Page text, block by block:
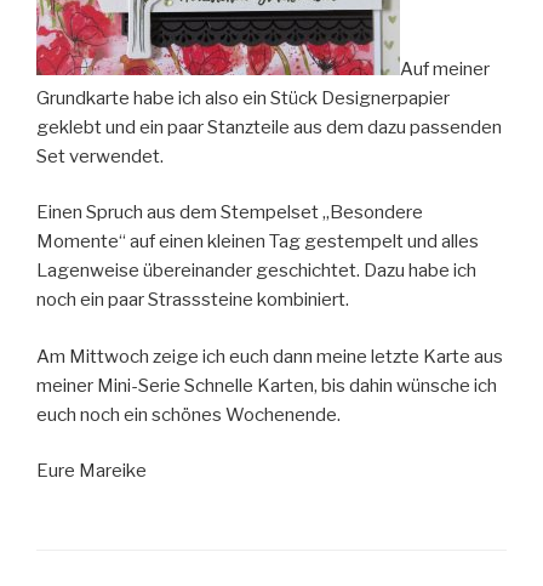
Auf meiner
Grundkarte habe ich also ein Stück Designerpapier
geklebt und ein paar Stanzteile aus dem dazu passenden
Set verwendet.
Einen Spruch aus dem Stempelset „Besondere
Momente“ auf einen kleinen Tag gestempelt und alles
Lagenweise übereinander geschichtet. Dazu habe ich
noch ein paar Strasssteine kombiniert.
Am Mittwoch zeige ich euch dann meine letzte Karte aus
meiner Mini-Serie Schnelle Karten, bis dahin wünsche ich
euch noch ein schönes Wochenende.
Eure Mareike